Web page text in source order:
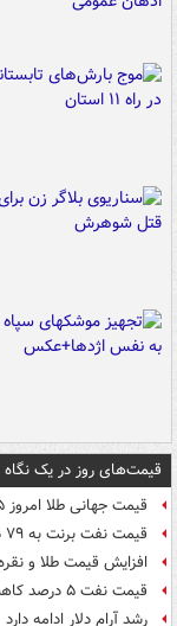
قیمت‌های روز در یک نگاه
قیمت جهانی طلا امروز ۱۵ مرداد
قیمت نفت برنت به ۷۹ دلار رسید
افزایش قیمت طلا و
قیمت نفت ۵ درصد کاهش یافت
رشد آرام دلار ادامه دارد